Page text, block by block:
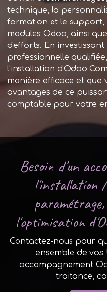
technique, la
formation et le support,
modules Odoo, ainsi
d'efforts. En
professionnelle
l'installation d'Odoo
manière efficace et que
avantages de ce
comptable pour votre
Besoin d'un
l'installation
l'optimisation
Contactez-nous pour
ensemble de
accompagnement
traitance,